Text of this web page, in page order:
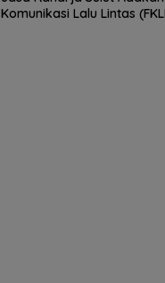
Komunikasi Lalu Lintas